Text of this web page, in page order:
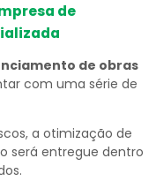
de
de obras
com uma série de
a otimização de
será entregue dentro